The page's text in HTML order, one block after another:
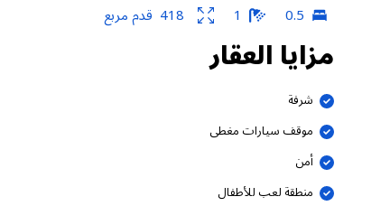
0.5
1
418 قدم مربع
مزايا العقار
شرفة
موقف سيارات مغطى
أمن
منطقة لعب للأطفال